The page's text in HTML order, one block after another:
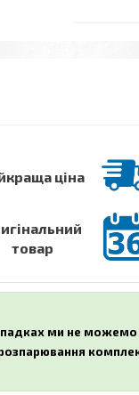
ціна
товар
ми не